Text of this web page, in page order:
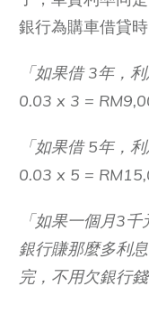
銀行為購車借貸
「如果借 3年，
0.03 x 3 =
「如果借 5年，
0.03 x 5 =
「如果一個月3
銀行賺那麼多利
完，不用欠銀行錢